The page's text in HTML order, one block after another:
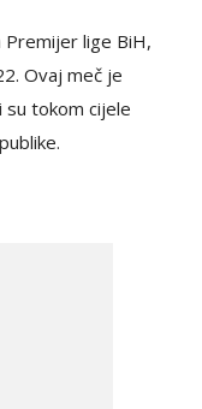
Premijer lige BiH,
Ovaj meč je
su tokom cijele